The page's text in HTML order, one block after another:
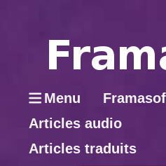
Menu
Articles audio
Articles traduits